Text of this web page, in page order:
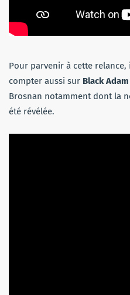
Pour parvenir à cette
compter aussi sur Black Adam
Brosnan notamment dont la
été révélée.